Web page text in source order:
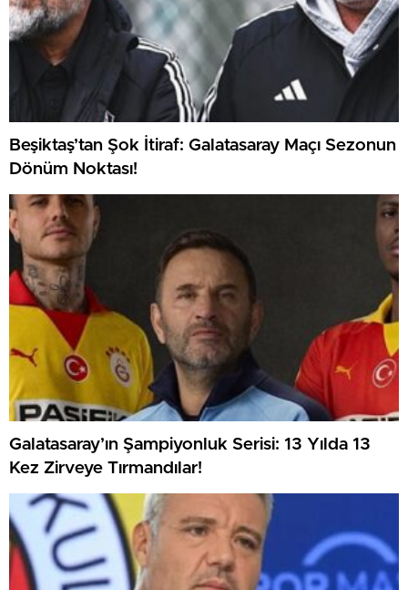
Beşiktaş’tan Şok İtiraf: Galatasaray Maçı Sezonun
Dönüm Noktası!
Galatasaray’ın Şampiyonluk Serisi: 13 Yılda 13
Kez Zirveye Tırmandılar!